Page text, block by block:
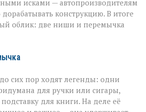
исками — автопроизводителям
конструкцию. В итоге
облик: две ниши и перемычка
сих пор ходят легенды: одни
для ручки или сигары,
для книги. На деле её